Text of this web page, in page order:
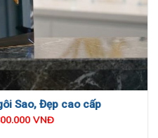
Sao, Đẹp cao cấp
VNĐ